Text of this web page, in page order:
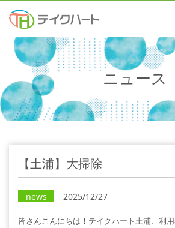
ニュース
【土浦】大掃除
news 2025/12/27
皆さんこんにちは！テイクハート土浦、利